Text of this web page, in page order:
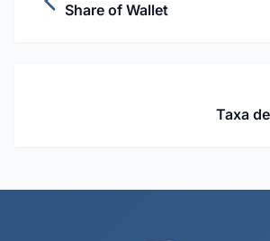
Share of Wallet
Taxa